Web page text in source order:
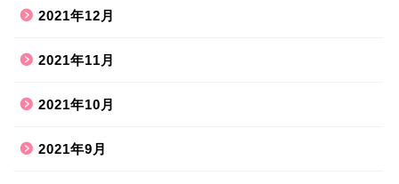
2021年12月
2021年11月
2021年10月
2021年9月